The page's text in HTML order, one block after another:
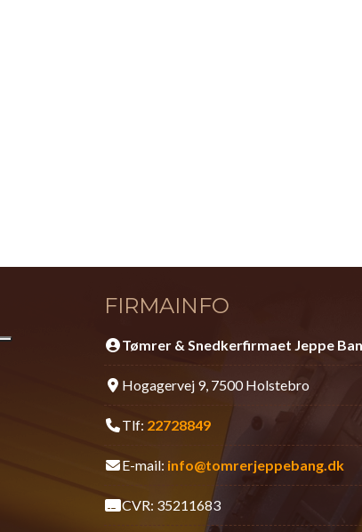
FIRMAINFO
Tømrer & Snedkerfirmaet Jeppe
Hogagervej 9, 7500 Holstebro
Tlf: 22728849
E-mail: info@tomrerjeppebang.dk
CVR: 35211683